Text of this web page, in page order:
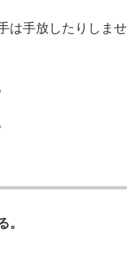
は手放したりしませ
。